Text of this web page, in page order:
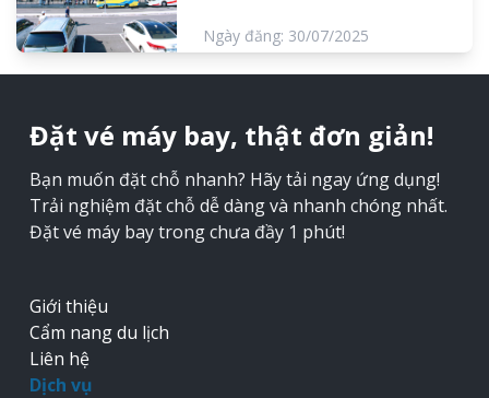
Ngày đăng: 30/07/2025
Đặt vé máy bay, thật đơn giản!
Bạn muốn đặt chỗ nhanh? Hãy tải ngay ứng dụng!
Trải nghiệm đặt chỗ dễ dàng và nhanh chóng nhất.
Đặt vé máy bay trong chưa đầy 1 phút!
Giới thiệu
Cẩm nang du lịch
Liên hệ
Dịch vụ